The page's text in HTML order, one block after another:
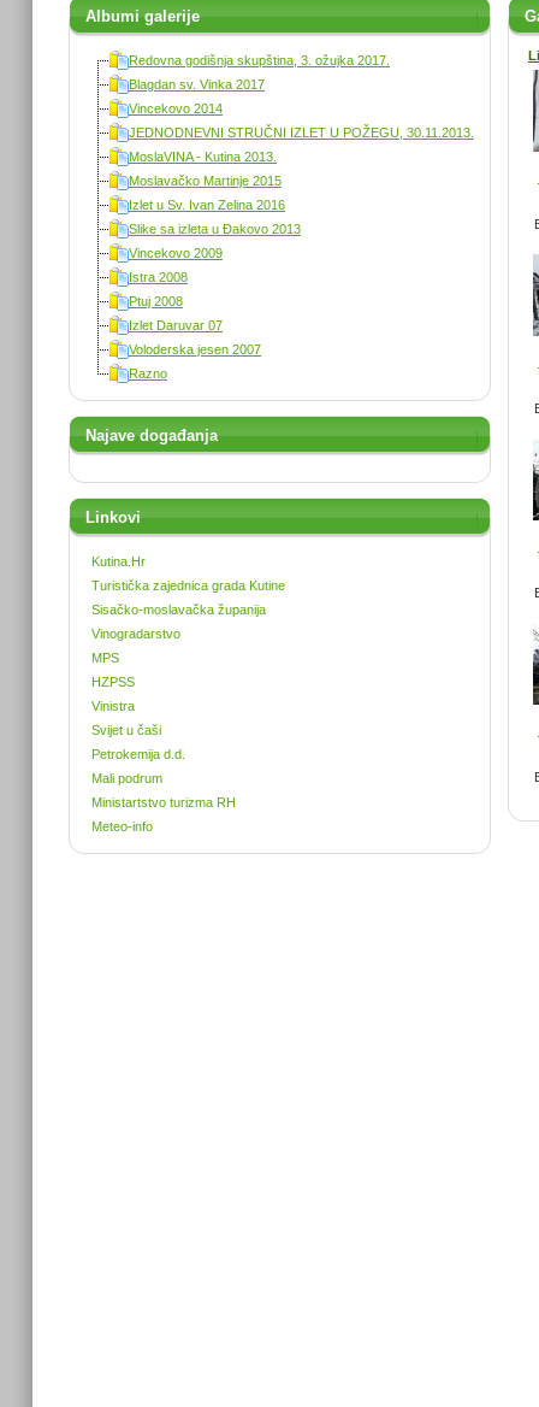
Albumi galerije
Redovna godišnja skupština, 3. ožujka 2017.
Blagdan sv. Vinka 2017
Vincekovo 2014
JEDNODNEVNI STRUČNI IZLET U POŽEGU, 30.11.2013.
MoslaVINA - Kutina 2013.
Moslavačko Martinje 2015
Izlet u Sv. Ivan Zelina 2016
Slike sa izleta u Đakovo 2013
Vincekovo 2009
Istra 2008
Ptuj 2008
Izlet Daruvar 07
Voloderska jesen 2007
Razno
Najave događanja
Linkovi
Kutina.Hr
Turistička zajednica grada Kutine
Sisačko-moslavačka županija
Vinogradarstvo
MPS
HZPSS
Vinistra
Svijet u čaši
Petrokemija d.d.
Mali podrum
Ministartstvo turizma RH
Meteo-info